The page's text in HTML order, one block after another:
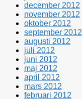
december 2012
november 2012
oktober 2012
september 2012
augusti 2012
juli 2012
juni 2012
maj 2012
april 2012
mars 2012
februari 2012